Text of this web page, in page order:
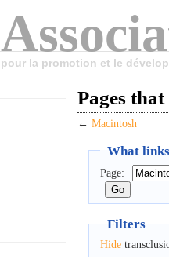
pour la promotion et le
Pages
← Macintosh
What
Page:
Filters
Hide